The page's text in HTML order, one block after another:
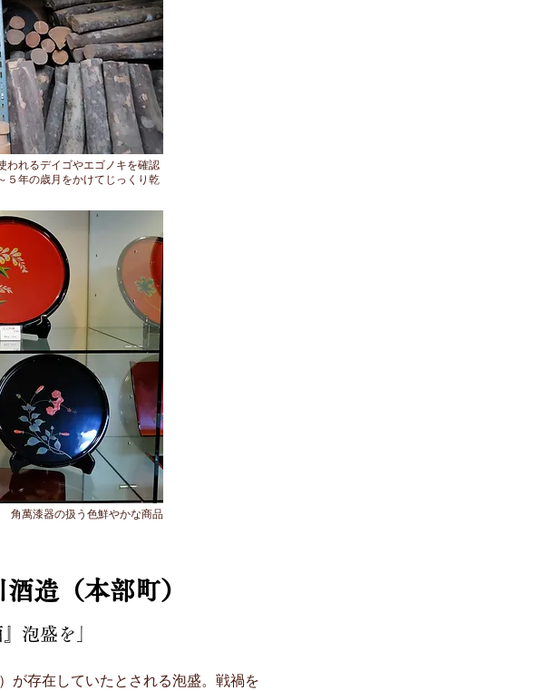
われるデイゴやエゴノキを確認
５年の歳月をかけてじっくり乾
角萬漆器の扱う色鮮やかな商品
造（本部町）
泡盛を」
存在していたとされる泡盛。戦禍を